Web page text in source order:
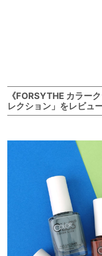
《FORSYTHE カラー
レクション」をレビュ